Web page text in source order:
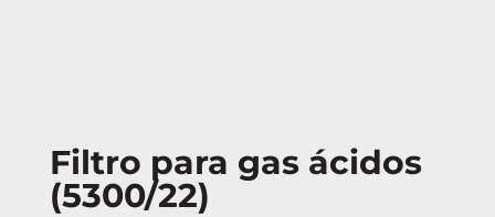
Filtro para gas ácidos
(5300/22)